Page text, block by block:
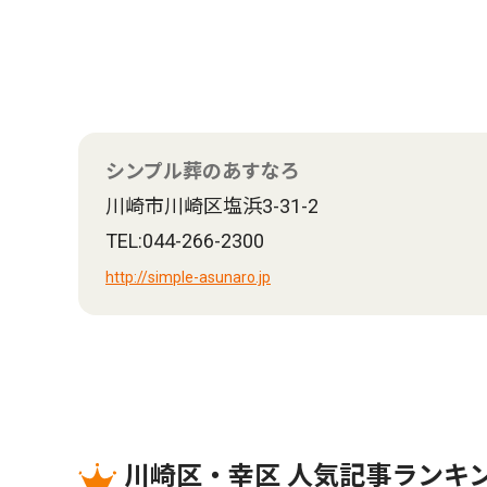
シンプル葬のあすなろ
川崎市川崎区塩浜3-31-2
TEL:044-266-2300
http://simple-asunaro.jp
川崎区・幸区 人気記事ランキ